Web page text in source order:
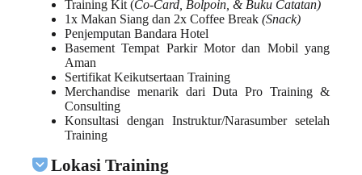
Training Kit (Co-Card, Bolpoin, & Buku Catatan)
1x Makan Siang dan 2x Coffee Break (Snack)
Penjemputan Bandara Hotel
Basement Tempat Parkir Motor dan Mobil yang
Aman
Sertifikat Keikutsertaan Training
Merchandise menarik dari Duta Pro Training &
Consulting
Konsultasi dengan Instruktur/Narasumber setelah
Training
Lokasi Training